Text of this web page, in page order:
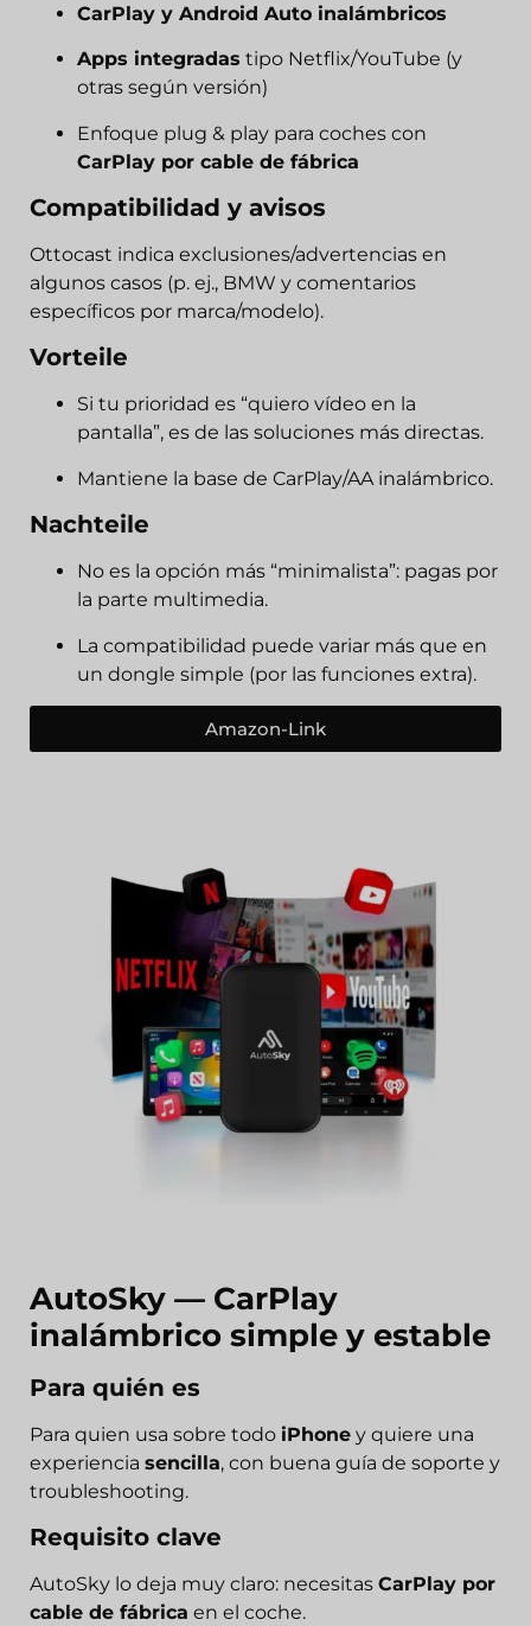
CarPlay y Android Auto inalámbricos
Apps integradas tipo Netflix/YouTube (y
otras según versión)
Enfoque plug & play para coches con
CarPlay por cable de fábrica
Compatibilidad y avisos
Ottocast indica exclusiones/advertencias en
algunos casos (p. ej., BMW y comentarios
específicos por marca/modelo).
Vorteile
Si tu prioridad es “quiero vídeo en la
pantalla”, es de las soluciones más directas.
Mantiene la base de CarPlay/AA inalámbrico.
Nachteile
No es la opción más “minimalista”: pagas por
la parte multimedia.
La compatibilidad puede variar más que en
un dongle simple (por las funciones extra).
Amazon-Link
AutoSky — CarPlay
inalámbrico simple y estable
Para quién es
Para quien usa sobre todo iPhone y quiere una
experiencia sencilla, con buena guía de soporte y
troubleshooting.
Requisito clave
AutoSky lo deja muy claro: necesitas CarPlay por
cable de fábrica en el coche.